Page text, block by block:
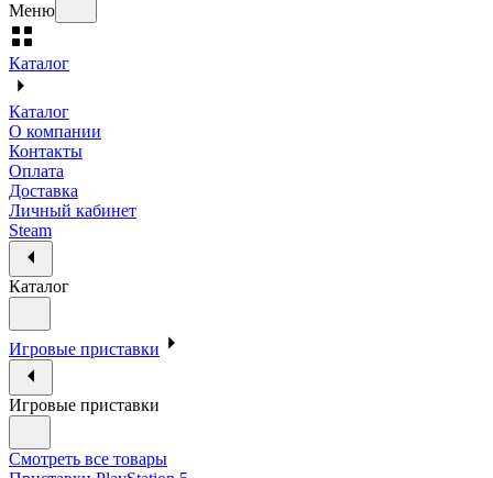
Меню
Каталог
Каталог
О компании
Контакты
Оплата
Доставка
Личный кабинет
Steam
Каталог
Игровые приставки
Игровые приставки
Смотреть все товары